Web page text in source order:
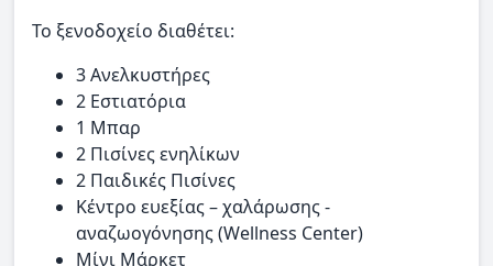
Το ξενοδοχείο διαθέτει:
3 Ανελκυστήρες
2 Εστιατόρια
1 Μπαρ
2 Πισίνες ενηλίκων
2 Παιδικές Πισίνες
Κέντρο ευεξίας – χαλάρωσης -
αναζωογόνησης (Wellness Center)
Μίνι Μάρκετ